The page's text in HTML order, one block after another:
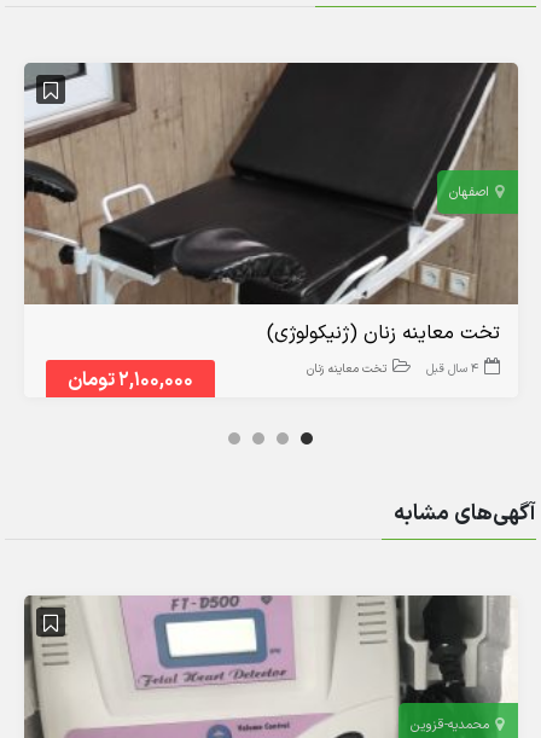
اصفهان
2,100,000 تومان
تخت معاینه زنان (ژنیکولوژی)
4 سال قبل تخت معاینه زنان
آگهی‌های مشابه
محمدیه-قزوین